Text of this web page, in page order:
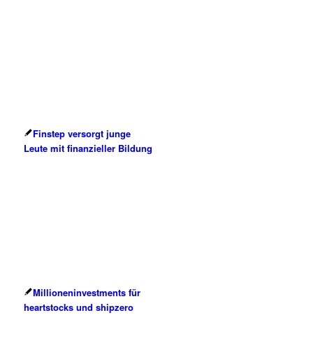
Finstep versorgt junge
Leute mit finanzieller Bildung
Millioneninvestments für
heartstocks und shipzero